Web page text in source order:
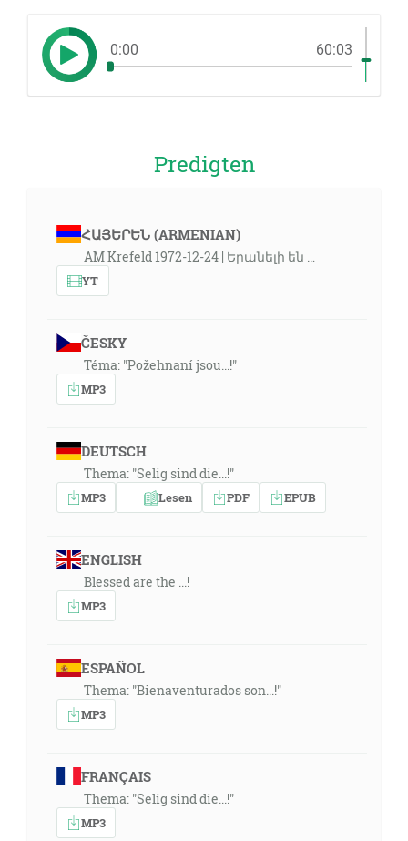
0:00 60:03
Predigten
ՀԱՅԵՐԵՆ (ARMENIAN)
AM Krefeld 1972-12-24 | Երանելի են …
YT
ČESKY
Téma: "Požehnaní jsou...!"
MP3
DEUTSCH
Thema: "Selig sind die...!"
MP3 Lesen PDF EPUB
ENGLISH
Blessed are the ...!
MP3
ESPAÑOL
Thema: "Bienaventurados son...!"
MP3
FRANÇAIS
Thema: "Selig sind die...!"
MP3